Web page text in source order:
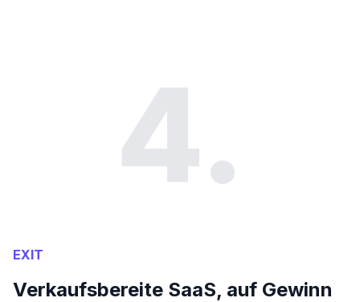
4.
EXIT
Verkaufsbereite SaaS, auf Gewinn